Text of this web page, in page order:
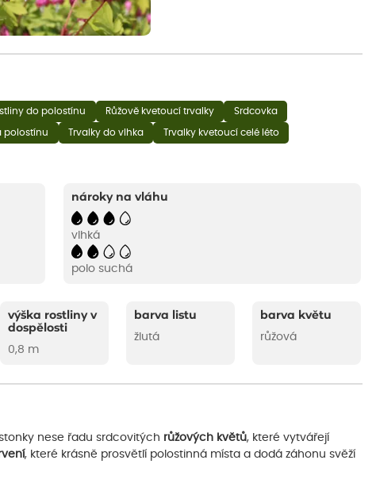
do polostínu Růžově kvetoucí trvalky Srdcovka
polostínu Trvalky do vlhka Trvalky kvetoucí celé léto
nároky na vláhu
vlhká
polo suchá
výška rostliny v
dospělosti
0,8 m
barva listu
žlutá
barva květu
růžová
nese řadu srdcovitých růžových květů, které vytvářejí
, které krásně prosvětlí polostinná místa a dodá záhonu svěží